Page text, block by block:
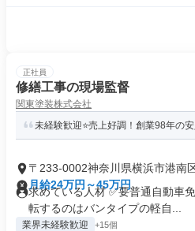
正社員
修繕工事の現場監督
関東塗装株式会社
未経験歓迎⭐売上好調！創業98年の
〒233-0002神奈川県横浜市港南
月給24万円～45万円
求めている人材 ✅要普通自動車
転するのはバンタイプの軽自...
業界未経験歓迎 +15個